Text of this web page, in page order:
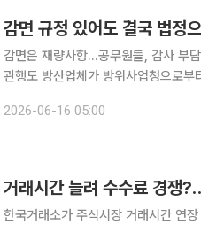
감면은 재량사항…공무원들, 감사 부
관행도 방산업체가 방위사업청으로부터 지체상금을 부과받은 뒤 소송을 통해 이를 돌려받는 일이
쟁 조정 절차가 마련돼 있음에도 정
2026-06-16 05:00
한국거래소가 주식시장 거래시간 연